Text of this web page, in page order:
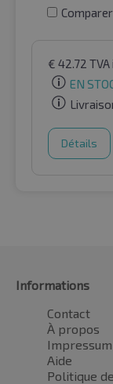
€ 42.72
EN
Détails
Informations
Contact
À propos
Impressum
Aide
Politique